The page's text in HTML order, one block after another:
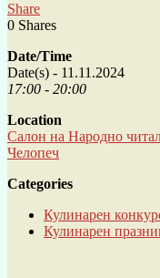
Share
0 Shares
Date/Time
Date(s) - 11.11.2024
17:00 - 20:00
Location
Салон на Народно
Челопеч
Categories
Кулинарен
Кулинарен